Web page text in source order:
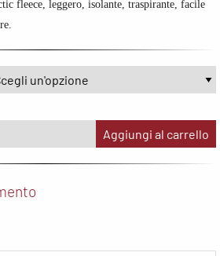
fleece, leggero, isolante, traspirante, facile
Aggiungi al carrello